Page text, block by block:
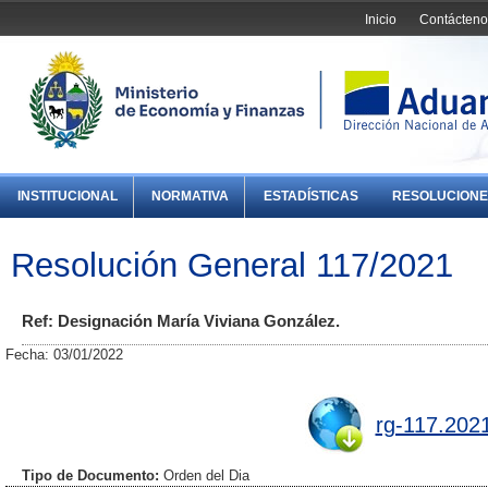
Inicio
INSTITUCIONAL NORMATIVA ESTADÍSTICAS
Resolución General 117/2021
Ref: Designación María Viviana González.
Fecha: 03/01/2022
rg-
Tipo de Documento: Orden del Dia